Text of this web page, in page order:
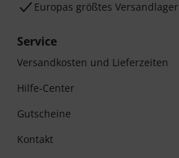
Europas größtes Versandlager
Service
Versandkosten und Lieferzeiten
Hilfe-Center
Gutscheine
Kontakt